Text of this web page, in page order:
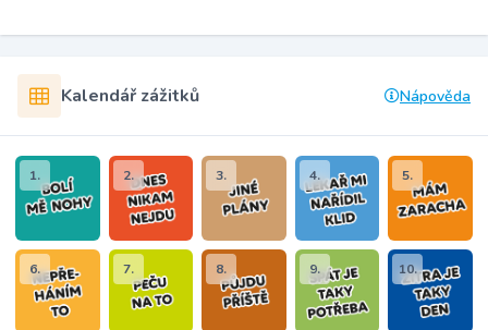
Kalendář zážitků Nápověda
1. 2. 3. 4. 5.
6. 7. 8. 9. 10.